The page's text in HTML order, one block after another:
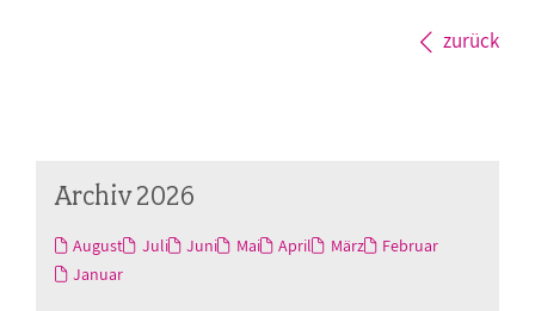
zurück
Archiv 2026
August Juli Juni Mai April März
Februar
Januar